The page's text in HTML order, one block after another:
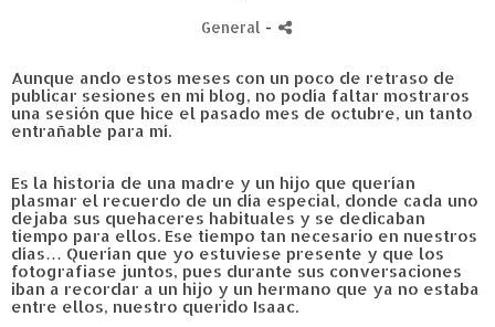
General -
Aunque ando estos meses con un poco de retraso de
publicar sesiones en mi blog, no podía faltar mostraros
una sesión que hice el pasado mes de octubre, un tanto
entrañable para mí.
Es la historia de una madre y un hijo que querían
plasmar el recuerdo de un día especial, donde cada uno
dejaba sus quehaceres habituales y se dedicaban
tiempo para ellos. Ese tiempo tan necesario en nuestros
días… Querían que yo estuviese presente y que los
fotografiase juntos, pues durante sus conversaciones
iban a recordar a un hijo y un hermano que ya no estaba
entre ellos, nuestro querido Isaac.